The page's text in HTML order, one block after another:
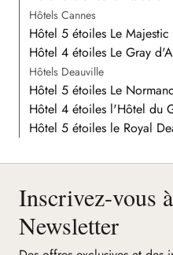
Hôtels Cannes
Hôtel 5 étoiles Le Majestic
Hôtel 4 étoiles Le Gray
Hôtels Deauville
Hôtel 5 étoiles Le
Hôtel 4 étoiles l'Hôtel du
Hôtel 5 étoiles le Royal
Inscrivez-vous
Newsletter